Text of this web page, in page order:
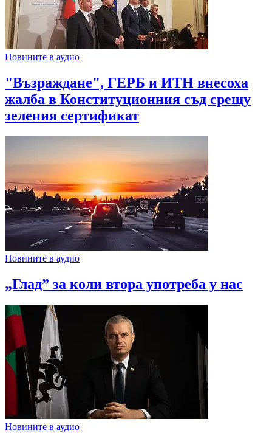
Новините в аудио
"Възраждане", ГЕРБ и ИТН внесоха
жалба в Конституционния съд срещу
зеления сертификат
Новините в аудио
„Глад” за коли втора употреба у нас
Новините в аудио